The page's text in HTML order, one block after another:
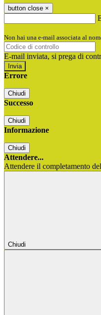
button close ×
Non hai una e-mail associata al
E-mail inviata, si prega di
Errore
Chiudi
Successo
Chiudi
Informazione
Chiudi
Attendere...
Attendere il completamento
Chiudi